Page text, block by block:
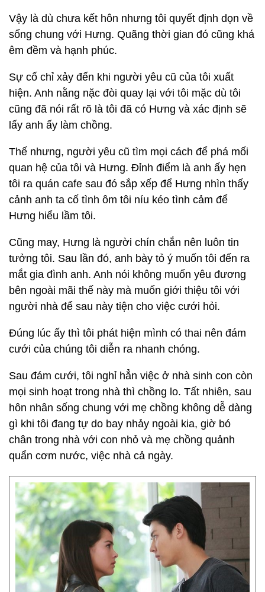
Vậy là dù chưa kết hôn nhưng tôi quyết định dọn về
sống chung với Hưng. Quãng thời gian đó cũng khá
êm đềm và hạnh phúc.
Sự cố chỉ xảy đến khi người yêu cũ của tôi xuất
hiện. Anh nằng nặc đòi quay lại với tôi mặc dù tôi
cũng đã nói rất rõ là tôi đã có Hưng và xác định sẽ
lấy anh ấy làm chồng.
Thế nhưng, người yêu cũ tìm mọi cách để phá mối
quan hệ của tôi và Hưng. Đỉnh điểm là anh ấy hẹn
tôi ra quán cafe sau đó sắp xếp để Hưng nhìn thấy
cảnh anh ta cố tình ôm tôi níu kéo tình cảm để
Hưng hiểu lầm tôi.
Cũng may, Hưng là người chín chắn nên luôn tin
tưởng tôi. Sau lần đó, anh bày tỏ ý muốn tôi đến ra
mắt gia đình anh. Anh nói không muốn yêu đương
bên ngoài mãi thế này mà muốn giới thiệu tôi với
người nhà để sau này tiện cho việc cưới hỏi.
Đúng lúc ấy thì tôi phát hiện mình có thai nên đám
cưới của chúng tôi diễn ra nhanh chóng.
Sau đám cưới, tôi nghỉ hẳn việc ở nhà sinh con còn
mọi sinh hoạt trong nhà thì chồng lo. Tất nhiên, sau
hôn nhân sống chung với mẹ chồng không dễ dàng
gì khi tôi đang tự do bay nhảy ngoài kia, giờ bó
chân trong nhà với con nhỏ và mẹ chồng quảnh
quẩn cơm nước, việc nhà cả ngày.